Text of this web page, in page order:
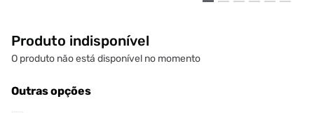
Produto indisponível
O produto não está disponível no momento
Outras opções